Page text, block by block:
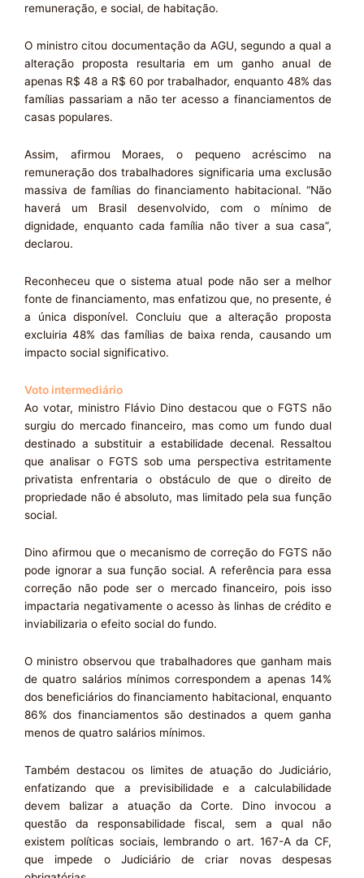
remuneração, e social, de habitação.
O ministro citou documentação da AGU, segundo a qual a
alteração proposta resultaria em um ganho anual de
apenas R$ 48 a R$ 60 por trabalhador, enquanto 48% das
famílias passariam a não ter acesso a financiamentos de
casas populares.
Assim, afirmou Moraes, o pequeno acréscimo na
remuneração dos trabalhadores significaria uma exclusão
massiva de famílias do financiamento habitacional. “Não
haverá um Brasil desenvolvido, com o mínimo de
dignidade, enquanto cada família não tiver a sua casa”,
declarou.
Reconheceu que o sistema atual pode não ser a melhor
fonte de financiamento, mas enfatizou que, no presente, é
a única disponível. Concluiu que a alteração proposta
excluiria 48% das famílias de baixa renda, causando um
impacto social significativo.
Voto intermediário
Ao votar, ministro Flávio Dino destacou que o FGTS não
surgiu do mercado financeiro, mas como um fundo dual
destinado a substituir a estabilidade decenal. Ressaltou
que analisar o FGTS sob uma perspectiva estritamente
privatista enfrentaria o obstáculo de que o direito de
propriedade não é absoluto, mas limitado pela sua função
social.
Dino afirmou que o mecanismo de correção do FGTS não
pode ignorar a sua função social. A referência para essa
correção não pode ser o mercado financeiro, pois isso
impactaria negativamente o acesso às linhas de crédito e
inviabilizaria o efeito social do fundo.
O ministro observou que trabalhadores que ganham mais
de quatro salários mínimos correspondem a apenas 14%
dos beneficiários do financiamento habitacional, enquanto
86% dos financiamentos são destinados a quem ganha
menos de quatro salários mínimos.
Também destacou os limites de atuação do Judiciário,
enfatizando que a previsibilidade e a calculabilidade
devem balizar a atuação da Corte. Dino invocou a
questão da responsabilidade fiscal, sem a qual não
existem políticas sociais, lembrando o art. 167-A da CF,
que impede o Judiciário de criar novas despesas